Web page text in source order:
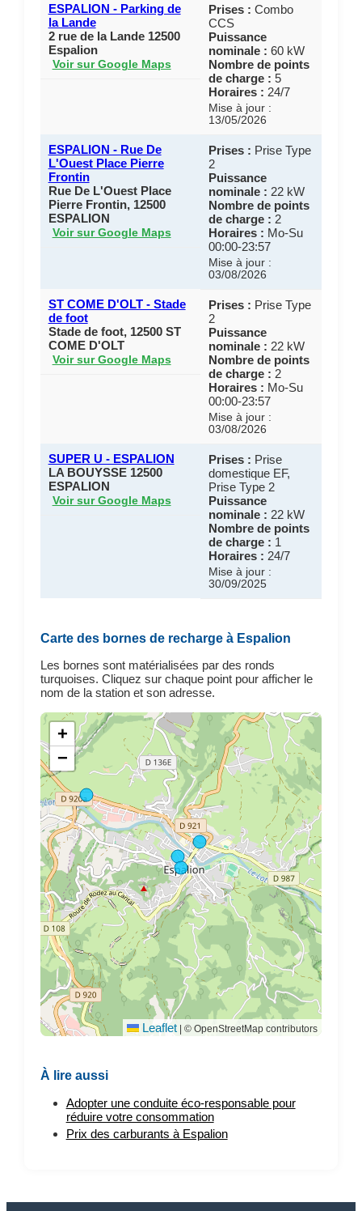
ESPALION - Parking de
la Lande
2 rue de la Lande 12500
Espalion
Voir sur Google Maps
Prises : Combo
CCS
Puissance
nominale : 60 kW
Nombre de points
de charge : 5
Horaires : 24/7
Mise à jour :
13/05/2026
ESPALION - Rue De
L'Ouest Place Pierre
Frontin
Rue De L'Ouest Place
Pierre Frontin, 12500
ESPALION
Voir sur Google Maps
Prises : Prise Type
2
Puissance
nominale : 22 kW
Nombre de points
de charge : 2
Horaires : Mo-Su
00:00-23:57
Mise à jour :
03/08/2026
ST COME D'OLT - Stade
de foot
Stade de foot, 12500 ST
COME D'OLT
Voir sur Google Maps
Prises : Prise Type
2
Puissance
nominale : 22 kW
Nombre de points
de charge : 2
Horaires : Mo-Su
00:00-23:57
Mise à jour :
03/08/2026
SUPER U - ESPALION
LA BOUYSSE 12500
ESPALION
Voir sur Google Maps
Prises : Prise
domestique EF,
Prise Type 2
Puissance
nominale : 22 kW
Nombre de points
de charge : 1
Horaires : 24/7
Mise à jour :
30/09/2025
Carte des bornes de recharge à Espalion
Les bornes sont matérialisées par des ronds
turquoises. Cliquez sur chaque point pour afficher le
nom de la station et son adresse.
+
−
Leaflet | © OpenStreetMap contributors
À lire aussi
Adopter une conduite éco-responsable pour
réduire votre consommation
Prix des carburants à Espalion